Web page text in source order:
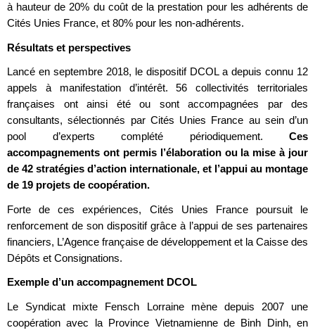
à hauteur de 20% du coût de la prestation pour les adhérents de
Cités Unies France, et 80% pour les non-adhérents.
Résultats et perspectives
Lancé en septembre 2018, le dispositif DCOL a depuis connu 12
appels à manifestation d’intérêt. 56 collectivités territoriales
françaises ont ainsi été ou sont accompagnées par des
consultants, sélectionnés par Cités Unies France au sein d’un
pool d’experts complété périodiquement. Ces
accompagnements ont permis l’élaboration ou la mise à jour
de 42 stratégies d’action internationale, et l’appui au montage
de 19 projets de coopération.
Forte de ces expériences, Cités Unies France poursuit le
renforcement de son dispositif grâce à l’appui de ses partenaires
financiers, L’Agence française de développement et la Caisse des
Dépôts et Consignations.
Exemple d’un accompagnement DCOL
Le Syndicat mixte Fensch Lorraine mène depuis 2007 une
coopération avec la Province Vietnamienne de Binh Dinh, en